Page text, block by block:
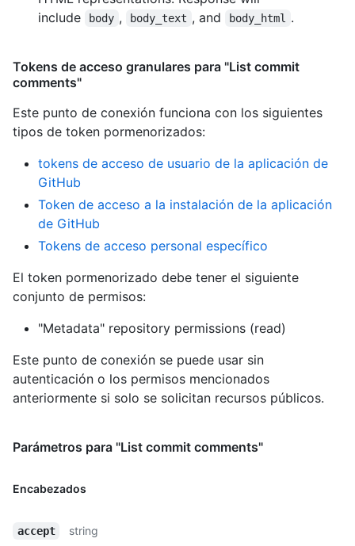
include
body , body_text , and body_html .
Tokens de acceso granulares para "List commit
comments"
Este punto de conexión funciona con los siguientes
tipos de token pormenorizados:
tokens de acceso de usuario de la aplicación de
GitHub
Token de acceso a la instalación de la aplicación
de GitHub
Tokens de acceso personal específico
El token pormenorizado debe tener el siguiente
conjunto de permisos:
"Metadata" repository permissions (read)
Este punto de conexión se puede usar sin
autenticación o los permisos mencionados
anteriormente si solo se solicitan recursos públicos.
Parámetros para "List commit comments"
Encabezados
accept string